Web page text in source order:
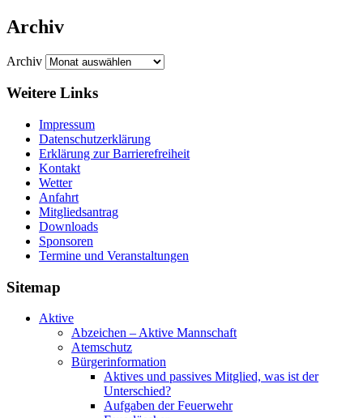
Archiv
Archiv
Weitere Links
Impressum
Datenschutzerklärung
Erklärung zur Barriere­frei­heit
Kontakt
Wetter
Anfahrt
Mitgliedsantrag
Downloads
Sponsoren
Termine und Veranstaltungen
Sitemap
Aktive
Abzeichen – Aktive Mannschaft
Atemschutz
Bürgerinformation
Aktives und passives Mitglied, was ist der
Unterschied?
Aufgaben der Feuerwehr